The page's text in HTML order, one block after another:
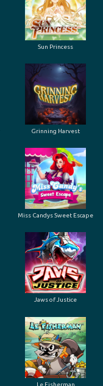
Sun Princess
Grinning Harvest
Miss Candys Sweet Escape
Jaws of Justice
Le Fisherman